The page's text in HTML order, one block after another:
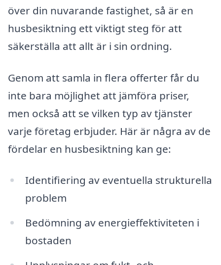
över din nuvarande fastighet, så är en
husbesiktning ett viktigt steg för att
säkerställa att allt är i sin ordning.
Genom att samla in flera offerter får du
inte bara möjlighet att jämföra priser,
men också att se vilken typ av tjänster
varje företag erbjuder. Här är några av de
fördelar en husbesiktning kan ge:
Identifiering av eventuella strukturella
problem
Bedömning av energieffektiviteten i
bostaden